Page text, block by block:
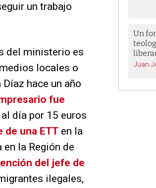
un trabajo
del ministerio es
locales o
hace un año
fue
día por 15 euros
de una ETT en la
la Región de
del jefe de
ilegales,
Un
Juan